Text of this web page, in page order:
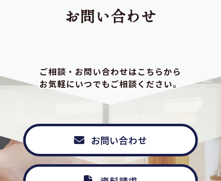
お問い合わせ
ご相談・お問い合わせはこちらから
お気軽にいつでもご相談ください。
お問い合わせ